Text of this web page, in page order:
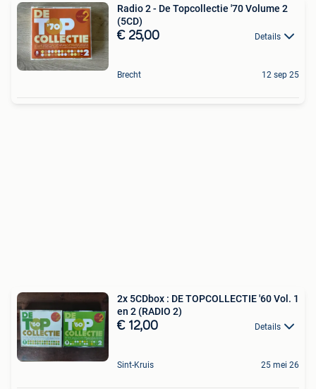
Radio 2 - De Topcollectie '70 Volume 2
(5CD)
€ 25,00 Details
Brecht 12 sep 25
2x 5CDbox : DE TOPCOLLECTIE '60 Vol. 1
en 2 (RADIO 2)
€ 12,00 Details
Sint-Kruis 25 mei 26